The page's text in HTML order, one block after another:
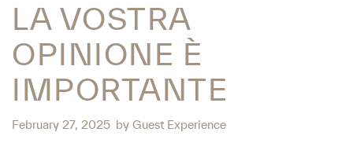
LA VOSTRA
OPINIONE È
IMPORTANTE
February 27, 2025 by Guest Experience